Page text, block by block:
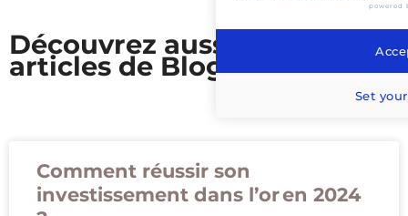
Découvrez aussi nos
articles de Blog
Comment réussir son
investissement dans l’or en 2024
powered
Set